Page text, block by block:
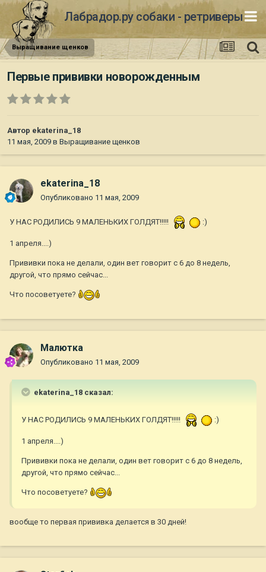
Лабрадор.ру собаки - ретриверы
Выращивание щенков
Первые прививки новорожденным
Автор ekaterina_18
11 мая, 2009 в Выращивание щенков
ekaterina_18
Опубликовано 11 мая, 2009
У НАС РОДИЛИСЬ 9 МАЛЕНЬКИХ ГОЛДЯТ!!!!! :)
1 апреля....)
Прививки пока не делали, один вет говорит с 6 до 8 недель,
другой, что прямо сейчас...
Что посоветуете?
Малютка
Опубликовано 11 мая, 2009
ekaterina_18 сказал:
У НАС РОДИЛИСЬ 9 МАЛЕНЬКИХ ГОЛДЯТ!!!!! :)
1 апреля....)
Прививки пока не делали, один вет говорит с 6 до 8 недель,
другой, что прямо сейчас...
Что посоветуете?
вообще то первая прививка делается в 30 дней!